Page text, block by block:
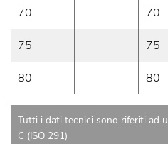
70 70
75 75
80 80
Tutti i dati tecnici sono riferiti ad
C (ISO 291)